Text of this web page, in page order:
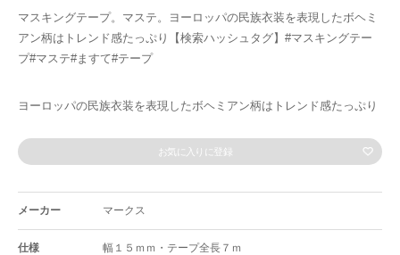
マスキングテープ。マステ。ヨーロッパの民族衣装を表現したボヘミ
アン柄はトレンド感たっぷり【検索ハッシュタグ】#マスキングテー
プ#マステ#ますて#テープ
ヨーロッパの民族衣装を表現したボヘミアン柄はトレンド感たっぷり
お気に入りに登録
メーカー マークス
仕様 幅１５ｍｍ・テープ全長７ｍ